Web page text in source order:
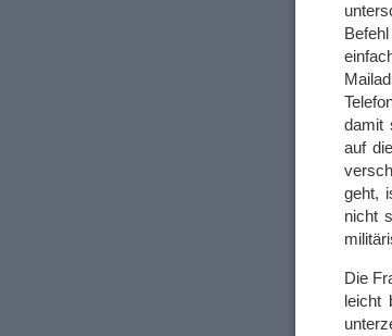
damit
auf
geht,
nicht
Die
leicht